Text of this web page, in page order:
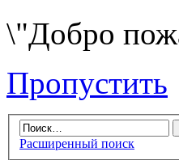
\"Добро
Пропустить
Расширенный поиск